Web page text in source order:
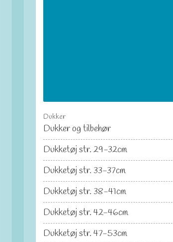
Dukker
Dukker og tilbehør
Dukketøj str. 29-32cm
Dukketøj str. 33-37cm
Dukketøj str. 38-41cm
Dukketøj str. 42-46cm
Dukketøj str. 47-53cm